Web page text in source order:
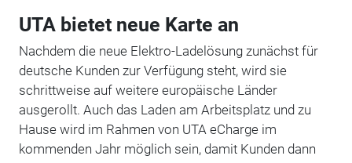
UTA bietet neue Karte an
Nachdem die neue Elektro-Ladelösung zunächst für
deutsche Kunden zur Verfügung steht, wird sie
schrittweise auf weitere europäische Länder
ausgerollt. Auch das Laden am Arbeitsplatz und zu
Hause wird im Rahmen von UTA eCharge im
kommenden Jahr möglich sein, damit Kunden dann